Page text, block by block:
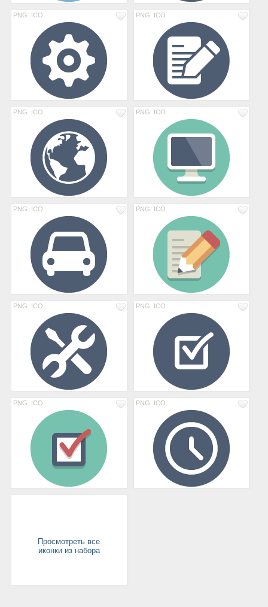
PNG ICO PNG ICO
PNG ICO PNG ICO
PNG ICO PNG ICO
PNG ICO PNG ICO
PNG ICO PNG ICO
Просмотреть все
иконки из набора